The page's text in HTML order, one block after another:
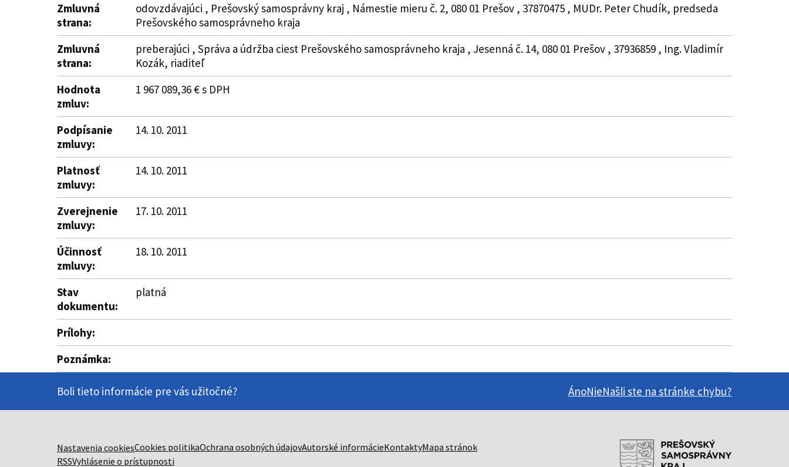
Zmluvná
strana:
odovzdávajúci , Prešovský samosprávny kraj , Námestie mieru č. 2, 080 01 Prešov , 37870475 , MUDr. Peter Chudík, predseda
Prešovského samosprávneho kraja
Zmluvná
strana:
preberajúci , Správa a údržba ciest Prešovského samosprávneho kraja , Jesenná č. 14, 080 01 Prešov , 37936859 , Ing. Vladimír
Kozák, riaditeľ
Hodnota
zmluv:
1 967 089,36 € s DPH
Podpísanie
zmluvy:
14. 10. 2011
Platnosť
zmluvy:
14. 10. 2011
Zverejnenie
zmluvy:
17. 10. 2011
Účinnosť
zmluvy:
18. 10. 2011
Stav
dokumentu:
platná
Prílohy:
Poznámka:
Boli tieto informácie pre vás užitočné? ÁnoNieNašli ste na stránke chybu?
Nastavenia cookiesCookies politikaOchrana osobných údajovAutorské informácieKontaktyMapa stránok
RSSVyhlásenie o prístupnosti